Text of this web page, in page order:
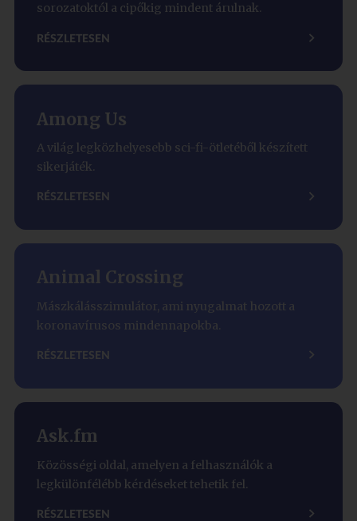
sorozatoktól a cipőkig mindent árulnak.
RÉSZLETESEN
Among Us
A világ legközhelyesebb sci-fi-ötletéből készített
sikerjáték.
RÉSZLETESEN
Animal Crossing
Mászkálásszimulátor, ami nyugalmat hozott a
koronavírusos mindennapokba.
RÉSZLETESEN
Ask.fm
Közösségi oldal, amelyen a felhasználók a
legkülönfélébb kérdéseket tehetik fel.
RÉSZLETESEN